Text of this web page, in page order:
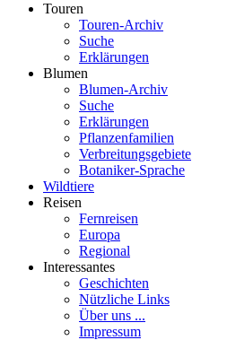
Touren
Touren-Archiv
Suche
Erklärungen
Blumen
Blumen-Archiv
Suche
Erklärungen
Pflanzenfamilien
Verbreitungsgebiete
Botaniker-Sprache
Wildtiere
Reisen
Fernreisen
Europa
Regional
Interessantes
Geschichten
Nützliche Links
Über uns ...
Impressum